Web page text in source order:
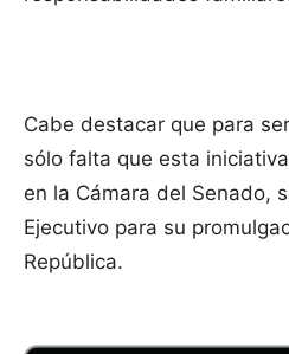
Cabe destacar que para
sólo falta que esta
en la Cámara del Senado,
Ejecutivo para su
República.